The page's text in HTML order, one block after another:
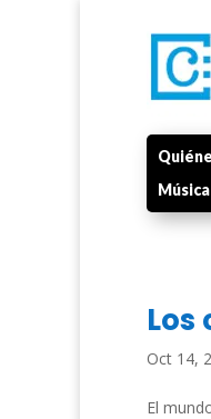
Música
Oct 14,
El